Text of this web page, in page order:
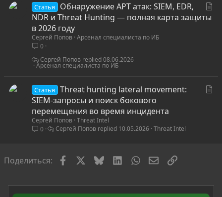
Статья
Обнаружение APT атак: SIEM, EDR,
NDR и Threat Hunting — полная карта защиты
в 2026 году
Сергей Попов Арсенал специалиста по ИБ
0
Арсенал специалиста по ИБ
08.06.2026
Сергей Попов
я
Статья
Threat hunting lateral movement:
SIEM-запросы и поиск бокового
перемещения во время инцидента
Сергей Попов Threat Intel
0
Threat Intel
10.05.2026
Сергей Попов
Поделиться: FacebookBlueskyLinkedInWhatsAppЭлектронная
Ссылка